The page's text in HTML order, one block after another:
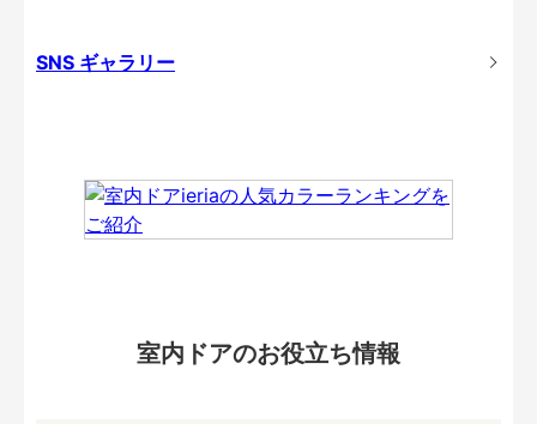
SNS ギャラリー
室内ドアのお役立ち情報